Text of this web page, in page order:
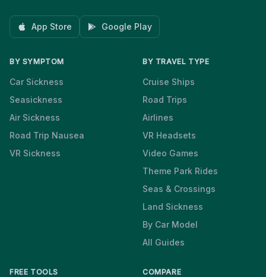
App Store Google Play
BY SYMPTOM
Car Sickness
Seasickness
Air Sickness
Road Trip Nausea
VR Sickness
BY TRAVEL TYPE
Cruise Ships
Road Trips
Airlines
VR Headsets
Video Games
Theme Park Rides
Seas & Crossings
Land Sickness
By Car Model
All Guides
FREE TOOLS COMPARE